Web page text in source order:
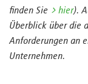
finden Sie
hier).
Überblick über die
Anforderungen an
Unternehmen.